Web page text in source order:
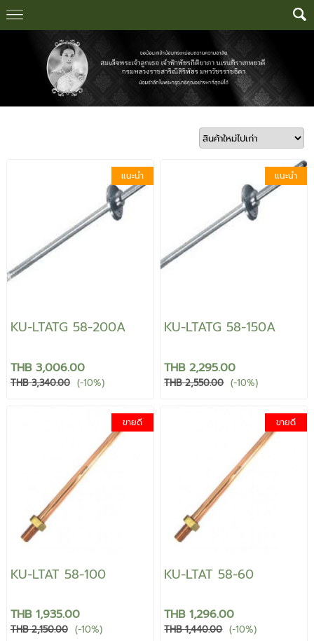
แนะนำ
KU-LTATG 58-200A
THB 3,006.00
THB 3,340.00 (-10%)
แนะนำ
KU-LTATG 58-150A
THB 2,295.00
THB 2,550.00 (-10%)
ขายดี
KU-LTAT 58-100
THB 1,935.00
THB 2,150.00 (-10%)
ขายดี
KU-LTAT 58-60
THB 1,296.00
THB 1,440.00 (-10%)